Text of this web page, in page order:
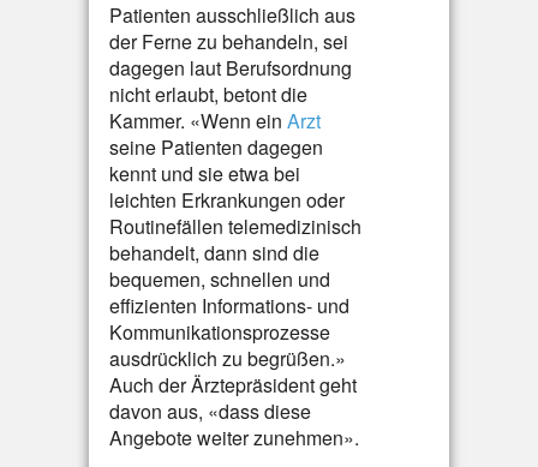
Patienten ausschließlich aus
der Ferne zu behandeln, sei
dagegen laut Berufsordnung
nicht erlaubt, betont die
Kammer. «Wenn ein Arzt
seine Patienten dagegen
kennt und sie etwa bei
leichten Erkrankungen oder
Routinefällen telemedizinisch
behandelt, dann sind die
bequemen, schnellen und
effizienten Informations- und
Kommunikationsprozesse
ausdrücklich zu begrüßen.»
Auch der Ärztepräsident geht
davon aus, «dass diese
Angebote weiter zunehmen».